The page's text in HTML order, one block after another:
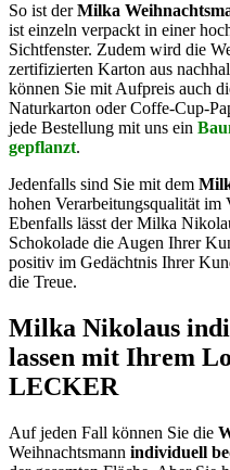
So ist derMilka
ist einzeln verpackt in einer
Sichtfenster. Zudem wird die
zertifizierten Karton aus
können Sie mit Aufpreis auch
Naturkarton oder Coffe-Cup-
jede Bestellung mit uns ein
gepflanzt.
Jedenfalls sind Sie mit dem
hohen Verarbeitungsqualität
Ebenfalls lässt der Milka
Schokolade die Augen Ihrer
positiv im Gedächtnis Ihrer
die Treue.
Milka Nikolaus
lassen mit Ihrem
LECKER
Auf jeden Fall können Sie die
Weihnachtsmann individuell